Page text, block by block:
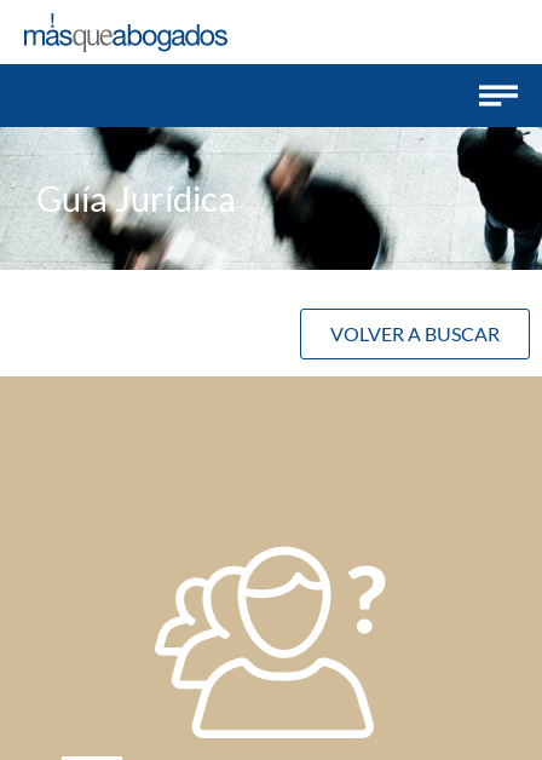
Guía Jurídica
VOLVER A BUSCAR